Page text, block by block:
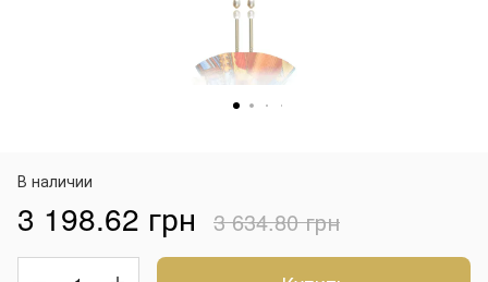
В наличии
3 198.62 грн 3 634.80 грн